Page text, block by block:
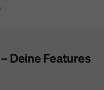
Deine Features